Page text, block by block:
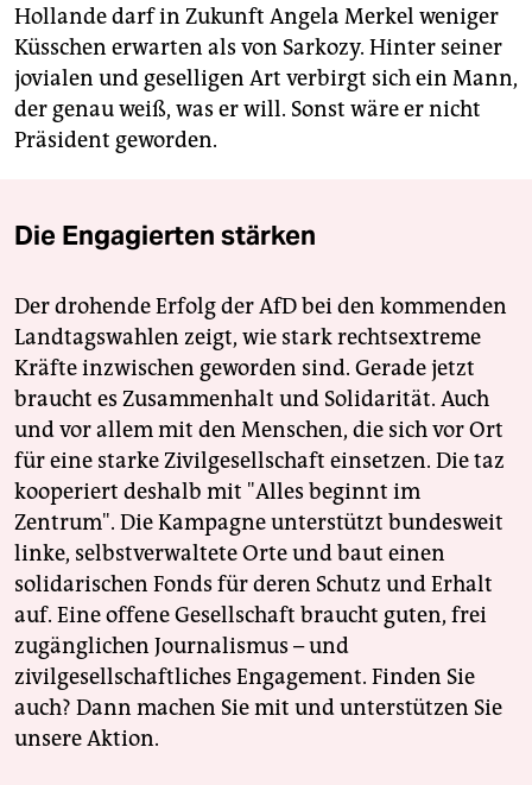
Hollande darf in Zukunft Angela Merkel weniger
Küsschen erwarten als von Sarkozy. Hinter seiner
jovialen und geselligen Art verbirgt sich ein Mann,
der genau weiß, was er will. Sonst wäre er nicht
Präsident geworden.
Die Engagierten stärken
Der drohende Erfolg der AfD bei den kommenden
Landtagswahlen zeigt, wie stark rechtsextreme
Kräfte inzwischen geworden sind. Gerade jetzt
braucht es Zusammenhalt und Solidarität. Auch
und vor allem mit den Menschen, die sich vor Ort
für eine starke Zivilgesellschaft einsetzen. Die taz
kooperiert deshalb mit "Alles beginnt im
Zentrum". Die Kampagne unterstützt bundesweit
linke, selbstverwaltete Orte und baut einen
solidarischen Fonds für deren Schutz und Erhalt
auf. Eine offene Gesellschaft braucht guten, frei
zugänglichen Journalismus – und
zivilgesellschaftliches Engagement. Finden Sie
auch? Dann machen Sie mit und unterstützen Sie
unsere Aktion.